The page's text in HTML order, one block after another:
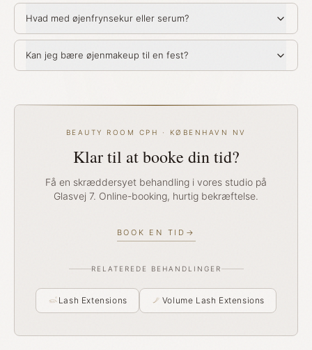
Hvad med øjenfrynsekur eller serum?
Kan jeg bære øjenmakeup til en fest?
BEAUTY ROOM CPH · KØBENHAVN NV
Klar til at booke din tid?
Få en skræddersyet behandling i vores studio på
Glasvej 7. Online-booking, hurtig bekræftelse.
BOOK EN TID →
RELATEREDE BEHANDLINGER
Lash Extensions Volume Lash Extensions